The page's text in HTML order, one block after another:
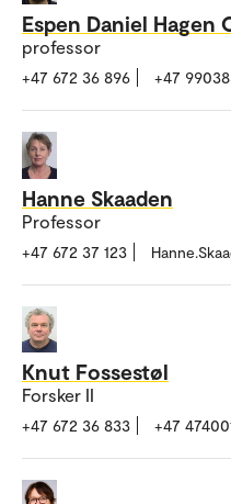
Espen Daniel Hagen
professor
+47 672 36 896 +47
Hanne Skaaden
Professor
+47 672 37 123
Knut Fossestøl
Forsker II
+47 672 36 833 +47